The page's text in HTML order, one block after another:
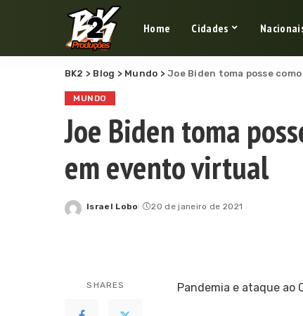
Home Cidades
BK2 > Blog > Mundo >Joe Biden toma posse
MUNDO
Joe Biden toma
em evento virtual
Posted
Israel Lobo 20 de janeiro de 2021
SHARES Pandemia e ataque ao